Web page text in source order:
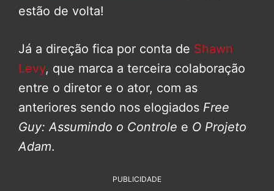
estão de volta!
Já a direção fica por conta de Shawn
Levy, que marca a terceira colaboração
entre o diretor e o ator, com as
anteriores sendo nos elogiados Free
Guy: Assumindo o Controle e O Projeto
Adam.
PUBLICIDADE